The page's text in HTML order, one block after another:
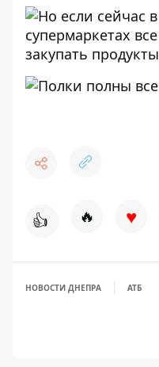
👍 🔥 ♥
НОВОСТИ ДНЕПРА АТБ